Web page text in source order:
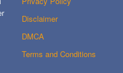
Disclaimer
DMCA
Terms and Conditions